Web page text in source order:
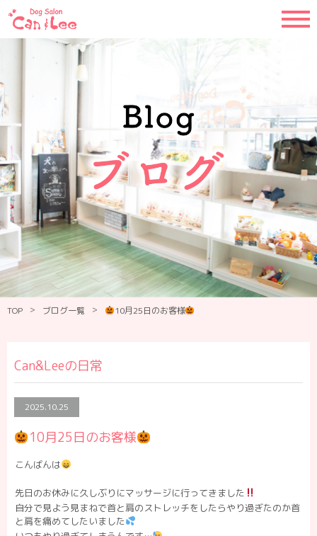
TOP > ブログ一覧 > 10月25日のお客様
Can&Leeの日常
2025.10.25
10月25日のお客様
こんばんは
先日のお休みに久しぶりにマッサージに行ってきました
自分で見よう見まねで首と肩のストレッチをしたらやり過ぎたのか首
と肩を痛めてしたいました